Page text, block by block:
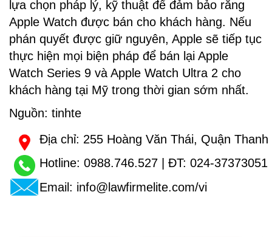
lựa chọn pháp lý, kỹ thuật để đảm bảo rằng
Apple Watch được bán cho khách hàng. Nếu
phán quyết được giữ nguyên, Apple sẽ tiếp tục
thực hiện mọi biện pháp để bán lại Apple
Watch Series 9 và Apple Watch Ultra 2 cho
khách hàng tại Mỹ trong thời gian sớm nhất.
Nguồn: tinhte
Địa chỉ: 255 Hoàng Văn Thái, Quận Thanh
Hotline: 0988.746.527 | ĐT: 024-37373051
Email: info@lawfirmelite.com/vi